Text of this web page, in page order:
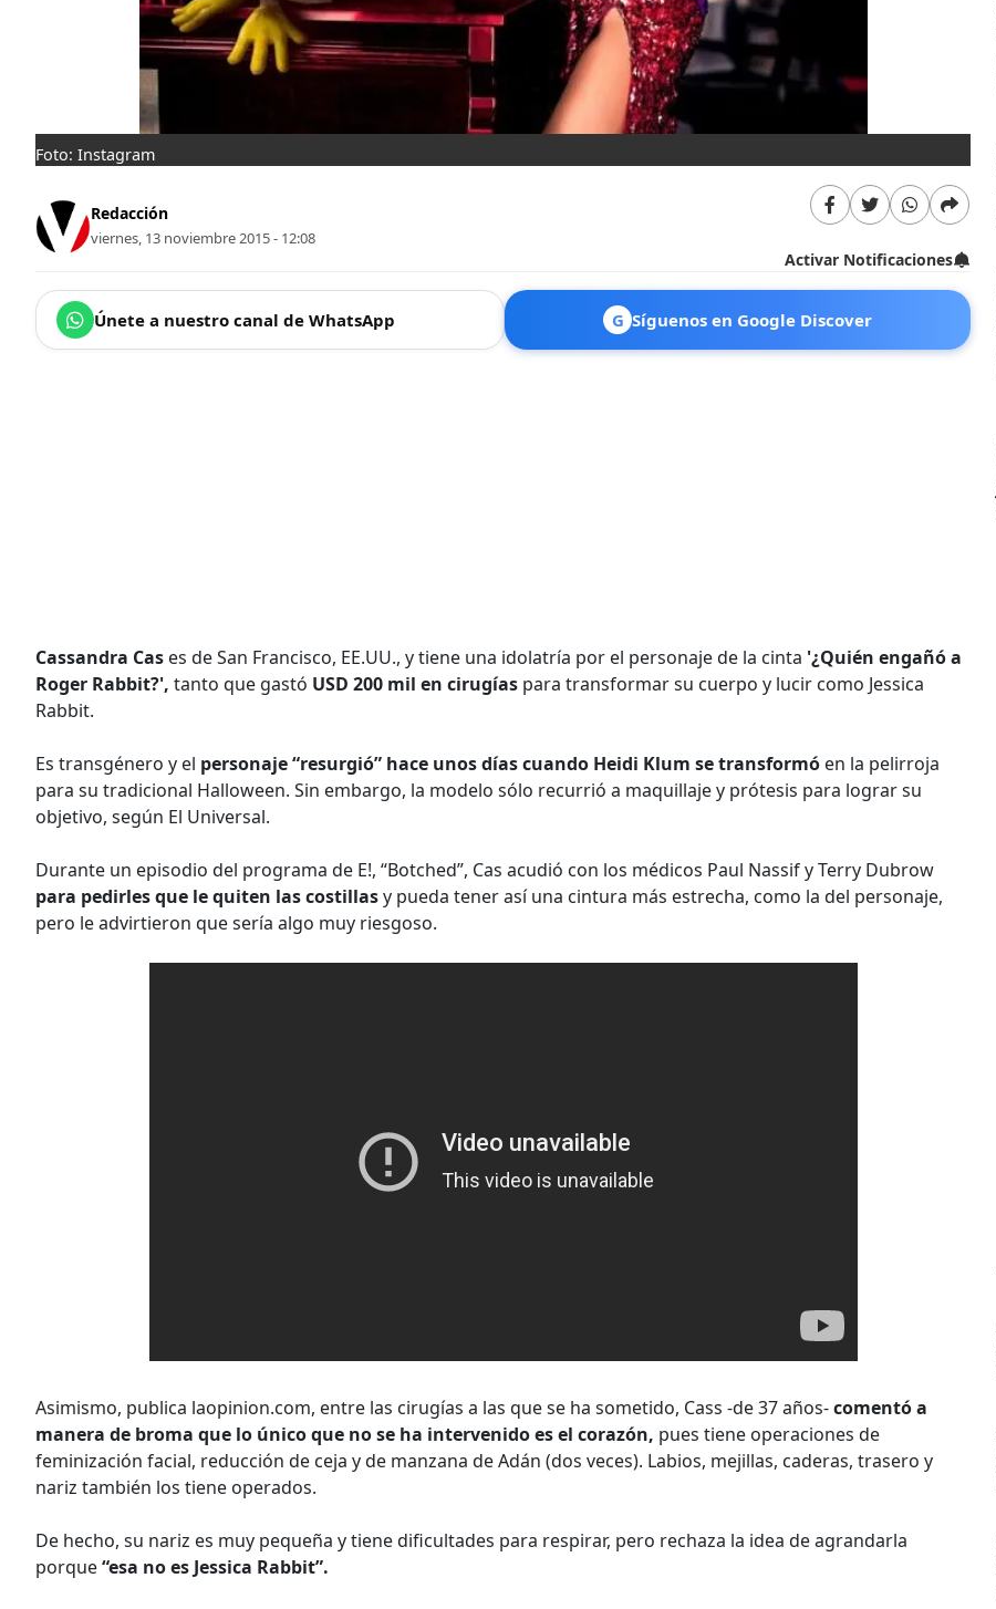
Foto: Instagram
Redacción
viernes, 13 noviembre 2015 - 12:08
Activar Notificaciones
Únete a nuestro canal de WhatsApp G Síguenos en Google Discover
Cassandra Cas es de San Francisco, EE.UU., y tiene una idolatría por el personaje de la cinta '¿Quién engañó a
Roger Rabbit?', tanto que gastó USD 200 mil en cirugías para transformar su cuerpo y lucir como Jessica
Rabbit.
Es transgénero y el personaje “resurgió” hace unos días cuando Heidi Klum se transformó en la pelirroja
para su tradicional Halloween. Sin embargo, la modelo sólo recurrió a maquillaje y prótesis para lograr su
objetivo, según El Universal.
Durante un episodio del programa de E!, “Botched”, Cas acudió con los médicos Paul Nassif y Terry Dubrow
para pedirles que le quiten las costillasy pueda tener así una cintura más estrecha, como la del personaje,
pero le advirtieron que sería algo muy riesgoso.
Asimismo, publica laopinion.com, entre las cirugías a las que se ha sometido, Cass -de 37 años-comentó a
manera de broma que lo único que no se ha intervenido es el corazón, pues tiene operaciones de
feminización facial, reducción de ceja y de manzana de Adán (dos veces). Labios, mejillas, caderas, trasero y
nariz también los tiene operados.
De hecho, su nariz es muy pequeña y tiene dificultades para respirar, pero rechaza la idea de agrandarla
porque“esa no es Jessica Rabbit”.